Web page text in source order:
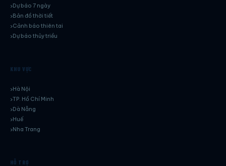
Dự báo 7 ngày
Bản đồ thời tiết
Cảnh báo thiên tai
Dự báo thủy triều
KHU VỰC
Hà Nội
TP. Hồ Chí Minh
Dà Nẵng
Huế
Nha Trang
HỖ TRỢ